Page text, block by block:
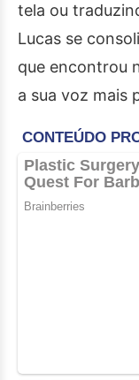
tela ou
Lucas se
que encontrou
a sua voz mais